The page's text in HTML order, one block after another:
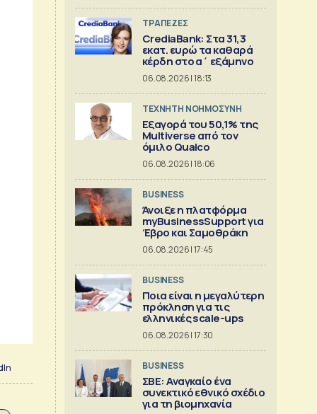
ΤΡΑΠΕΖΕΣ
CrediaBank: Στα 31,3
εκατ. ευρώ τα καθαρά
κέρδη στο α΄ εξάμηνο
06.08.2026 | 18:13
TΕΧΝΗΤΗ ΝΟΗΜΟΣΥΝΗ
Εξαγορά του 50,1% της
Multiverse από τον
όμιλο Qualco
06.08.2026 | 18:06
BUSINESS
Άνοιξε η πλατφόρμα
myBusinessSupport για
Έβρο και Σαμοθράκη
06.08.2026 | 17:45
BUSINESS
Ποια είναι η μεγαλύτερη
πρόκληση για τις
ελληνικές scale-ups
06.08.2026 | 17:30
BUSINESS
ΣΒΕ: Αναγκαίο ένα
συνεκτικό εθνικό σχέδιο
για τη βιομηχανία